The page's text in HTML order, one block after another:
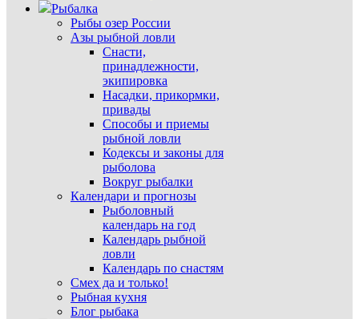
Рыбалка
Рыбы озер России
Азы рыбной ловли
Снасти,
принадлежности,
экипировка
Насадки, прикормки,
привады
Способы и приемы
рыбной ловли
Кодексы и законы для
рыболова
Вокруг рыбалки
Календари и прогнозы
Рыболовный
календарь на год
Календарь рыбной
ловли
Календарь по снастям
Смех да и только!
Рыбная кухня
Блог рыбака